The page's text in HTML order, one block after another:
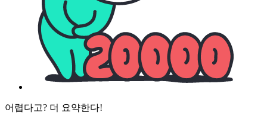
어렵다고? 더 요약한다!